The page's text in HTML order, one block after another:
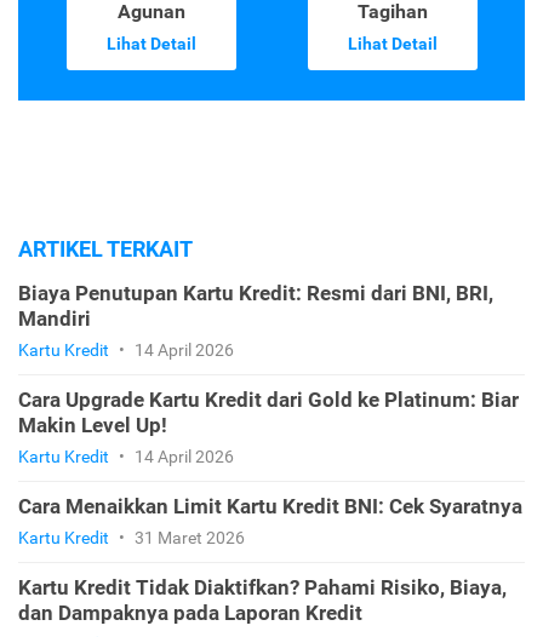
Agunan
Lihat Detail
Tagihan
Lihat Detail
ARTIKEL TERKAIT
Biaya Penutupan Kartu Kredit: Resmi dari BNI, BRI,
Mandiri
Kartu Kredit • 14 April 2026
Cara Upgrade Kartu Kredit dari Gold ke Platinum: Biar
Makin Level Up!
Kartu Kredit • 14 April 2026
Cara Menaikkan Limit Kartu Kredit BNI: Cek Syaratnya
Kartu Kredit • 31 Maret 2026
Kartu Kredit Tidak Diaktifkan? Pahami Risiko, Biaya,
dan Dampaknya pada Laporan Kredit